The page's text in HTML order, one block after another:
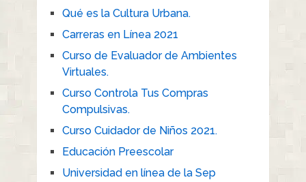
Qué es la Cultura Urbana.
Carreras en Línea 2021
Curso de Evaluador de Ambientes
Virtuales.
Curso Controla Tus Compras
Compulsivas.
Curso Cuidador de Niños 2021.
Educación Preescolar
Universidad en línea de la Sep